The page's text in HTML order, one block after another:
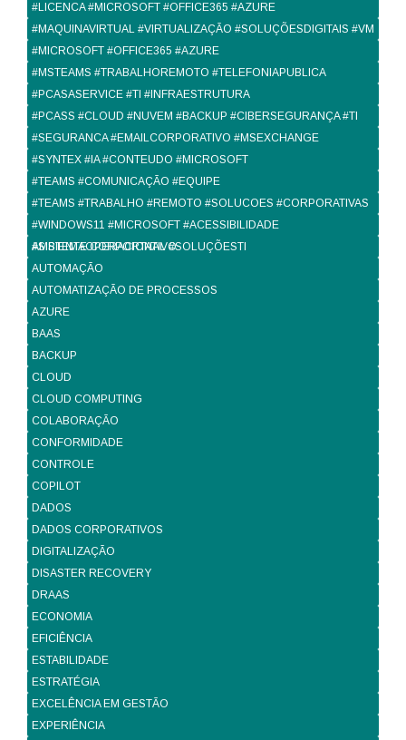
#LICENCA #MICROSOFT #OFFICE365 #AZURE
#MAQUINAVIRTUAL #VIRTUALIZAÇÃO #SOLUÇÕESDIGITAIS #VM
#MICROSOFT #OFFICE365 #AZURE
#MSTEAMS #TRABALHOREMOTO #TELEFONIAPUBLICA
#PCASASERVICE #TI #INFRAESTRUTURA
#PCASS #CLOUD #NUVEM #BACKUP #CIBERSEGURANÇA #TI
#SEGURANCA #EMAILCORPORATIVO #MSEXCHANGE
#SYNTEX #IA #CONTEUDO #MICROSOFT
#TEAMS #COMUNICAÇÃO #EQUIPE
#TEAMS #TRABALHO #REMOTO #SOLUCOES #CORPORATIVAS
#WINDOWS11 #MICROSOFT #ACESSIBILIDADE
#SISTEMAOPERACIONAL #SOLUÇÕESTI
AMBIENTE CORPORTATIVO
AUTOMAÇÃO
AUTOMATIZAÇÃO DE PROCESSOS
AZURE
BAAS
BACKUP
CLOUD
CLOUD COMPUTING
COLABORAÇÃO
CONFORMIDADE
CONTROLE
COPILOT
DADOS
DADOS CORPORATIVOS
DIGITALIZAÇÃO
DISASTER RECOVERY
DRAAS
ECONOMIA
EFICIÊNCIA
ESTABILIDADE
ESTRATÉGIA
EXCELÊNCIA EM GESTÃO
EXPERIÊNCIA